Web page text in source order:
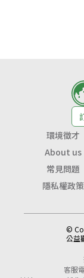
環境徵才
About us
常見問題
隱私權政策
©
公益
客服